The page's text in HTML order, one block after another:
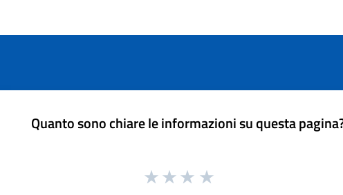
Quanto sono chiare le informazioni su questa